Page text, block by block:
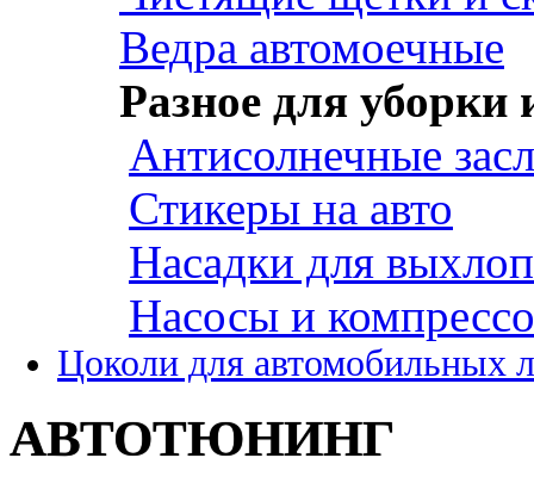
Ведра автомоечные
Разное для уборки
Антисолнечные
Стикеры на авто
Насадки для
Насосы и
Цоколи для автомобильных
АВТОТЮНИНГ